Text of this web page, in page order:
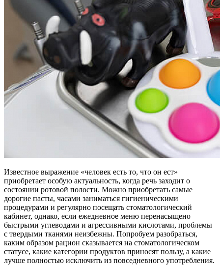
Известное выражение «человек есть то, что он ест»
приобретает особую актуальность, когда речь заходит о
состоянии ротовой полости. Можно приобретать самые
дорогие пасты, часами заниматься гигиеническими
процедурами и регулярно посещать стоматологический
кабинет, однако, если ежедневное меню перенасыщено
быстрыми углеводами и агрессивными кислотами, проблемы
с твердыми тканями неизбежны. Попробуем разобраться,
каким образом рацион сказывается на стоматологическом
статусе, какие категории продуктов приносят пользу, а какие
лучше полностью исключить из повседневного употребления.